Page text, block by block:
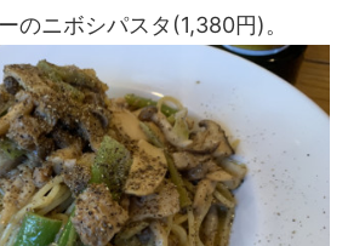
のニボシパスタ(1,380円)。